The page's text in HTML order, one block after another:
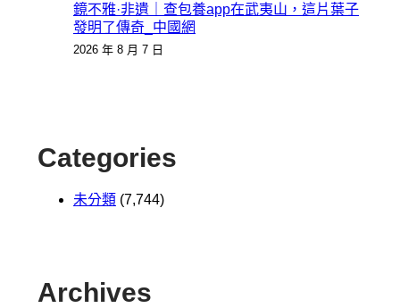
鏡不雅·非遺｜查包養app在武夷山，這片葉子
發明了傳奇_中國網
2026 年 8 月 7 日
Categories
未分類 (7,744)
Archives